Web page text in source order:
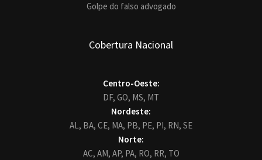
Golpe do falso advogado
Cobertura Nacional
Centro-Oeste:
DF, GO, MS, MT
Nordeste:
AL, BA, CE, MA, PB, PE, PI, RN, SE
Norte:
AC, AM, AP, PA, RO, RR, TO